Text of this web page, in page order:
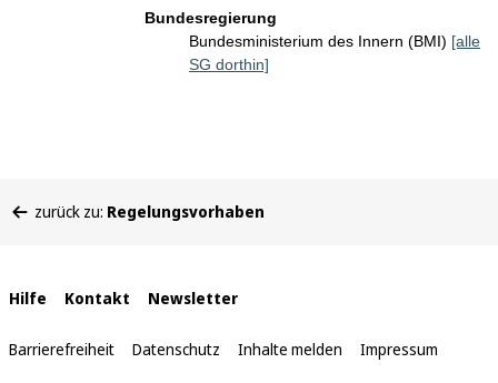
Bundesregierung
Bundesministerium des Innern (BMI) [alle
SG dorthin]
befinden
zurück zu: Regelungsvorhaben
Interne
Links
Hilfe Kontakt Newsletter
Barrierefreiheit Datenschutz Inhalte melden Impressum